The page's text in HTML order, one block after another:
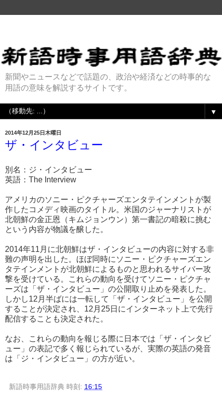
新聞やニュースなどで話題の、政治や経済などの時事的な
用語の意味を解説するサイトです。
▼
2014年12月25日木曜日
ザ・インタビュー
別名：ジ・インタビュー
英語：The Interview
アメリカのソニー・ピクチャーズエンタテインメントが製
作したコメディ映画のタイトル。米国のジャーナリストが
北朝鮮の金正恩（キムジョンウン）第一書記の暗殺に挑む
という内容が物議を醸した。
2014年11月に北朝鮮はザ・インタビューの内容に対する非
難の声明を出した。ほぼ同時にソニー・ピクチャーズエン
タテインメントが北朝鮮によるものと思われるサイバー攻
撃を受けている。これらの動向を受けてソニー・ピクチャ
ーズは「ザ・インタビュー」の公開取り止めを発表した。
しかし12月半ばには一転して「ザ・インタビュー」を公開
することが決定され、12月25日にインターネット上で先行
配信することも決定された。
なお、これらの動向を報じる際に日本では「ザ・インタビ
ュー」の表記で多く報じられているが、実際の英語の発音
は「ジ・インタビュー」の方が近い。
新語時事用語辞典 時刻: 16:15